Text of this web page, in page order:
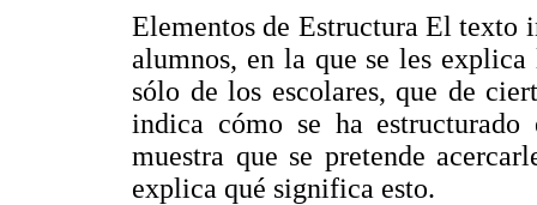
Elementos de Estructura El texto
alumnos, en la que se les
sólo de los escolares, que de
indica cómo se ha
muestra que se pretende
explica qué significa esto.